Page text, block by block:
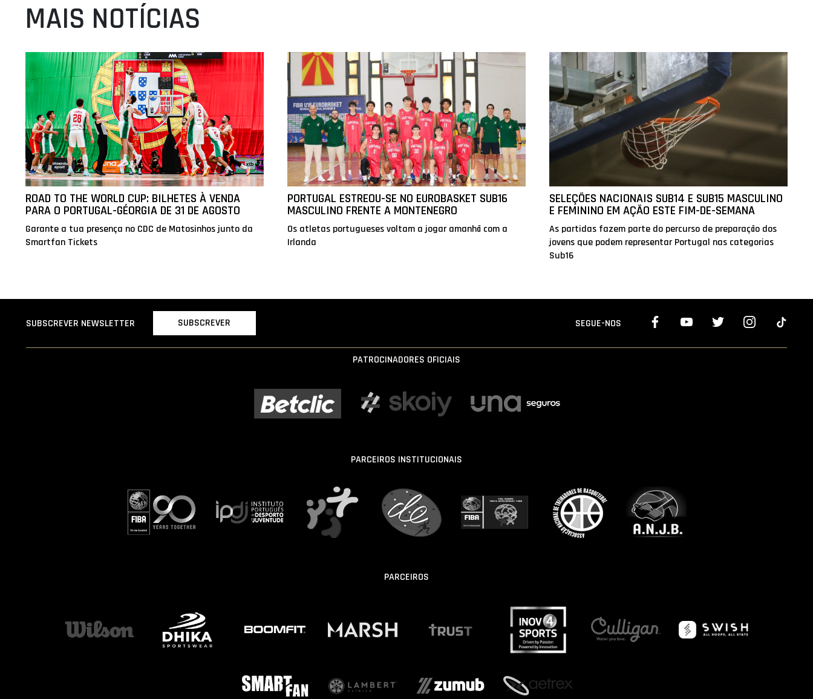
MAIS NOTÍCIAS
ROAD TO THE WORLD CUP: BILHETES À VENDA
PARA O PORTUGAL-GÉORGIA DE 31 DE AGOSTO
Garante a tua presença no CDC de Matosinhos junto da
Smartfan Tickets
PORTUGAL ESTREOU-SE NO EUROBASKET SUB16
MASCULINO FRENTE A MONTENEGRO
Os atletas portugueses voltam a jogar amanhã com a
Irlanda
SELEÇÕES NACIONAIS SUB14 E SUB15 MASCULINO
E FEMININO EM AÇÃO ESTE FIM-DE-SEMANA
As partidas fazem parte do percurso de preparação dos
jovens que podem representar Portugal nas categorias
Sub16
SUBSCREVER NEWSLETTER SUBSCREVER SEGUE-NOS
PATROCINADORES OFICIAIS
PARCEIROS INSTITUCIONAIS
PARCEIROS